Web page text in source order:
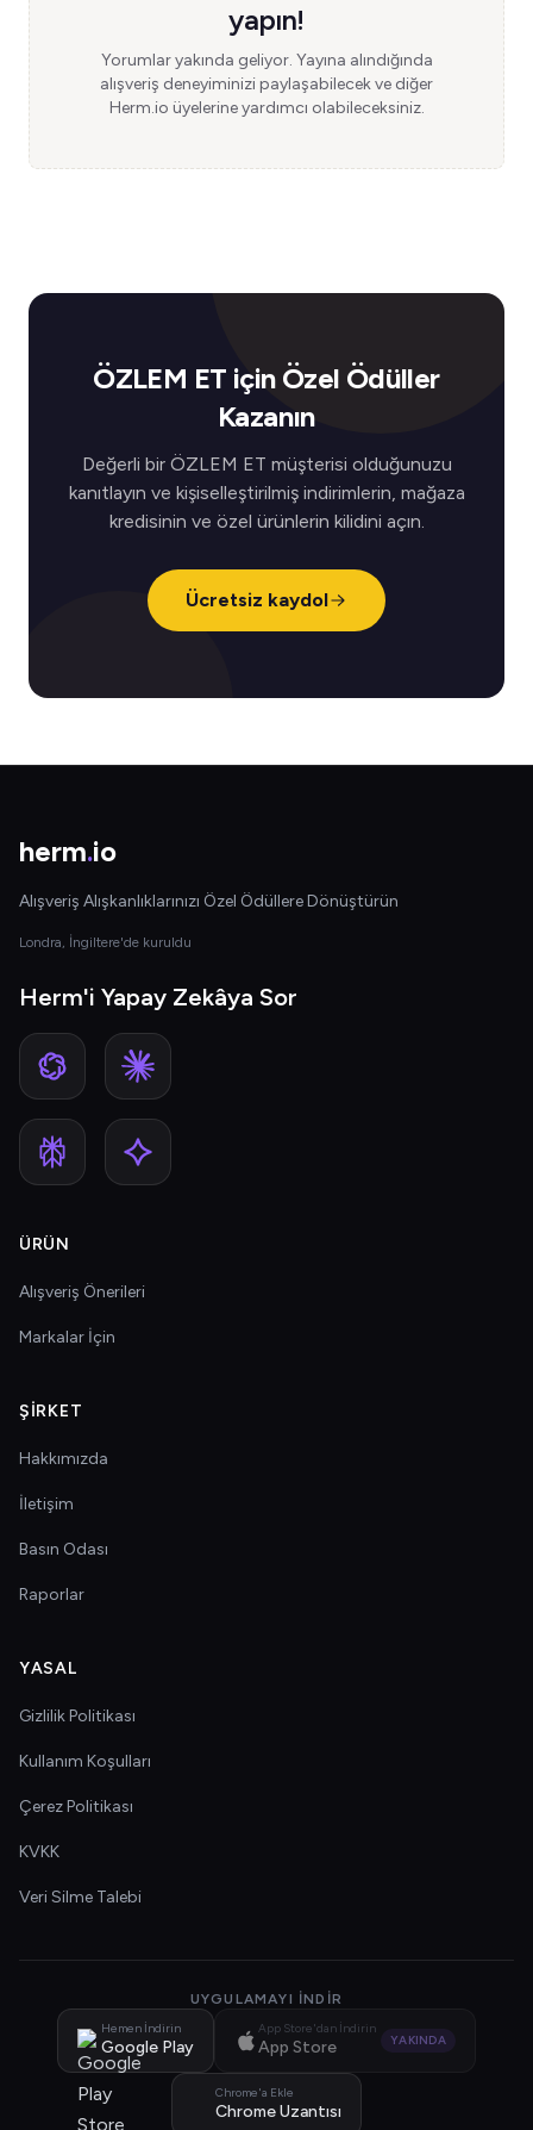
yapın!
Yorumlar yakında geliyor. Yayına alındığında
alışveriş deneyiminizi paylaşabilecek ve diğer
Herm.io üyelerine yardımcı olabileceksiniz.
ÖZLEM ET için Özel Ödüller
Kazanın
Değerli bir ÖZLEM ET müşterisi olduğunuzu
kanıtlayın ve kişiselleştirilmiş indirimlerin, mağaza
kredisinin ve özel ürünlerin kilidini açın.
Ücretsiz kaydol
herm.io
Alışveriş Alışkanlıklarınızı Özel Ödüllere Dönüştürün
Londra, İngiltere'de kuruldu
Herm'i Yapay Zekâya Sor
ÜRÜN
Alışveriş Önerileri
Markalar İçin
ŞIRKET
Hakkımızda
İletişim
Basın Odası
Raporlar
YASAL
Gizlilik Politikası
Kullanım Koşulları
Çerez Politikası
KVKK
Veri Silme Talebi
UYGULAMAYI İNDIR
Hemen İndirin
Google Play
App Store'dan İndirin
App Store YAKINDA
Chrome'a Ekle
Chrome Uzantısı